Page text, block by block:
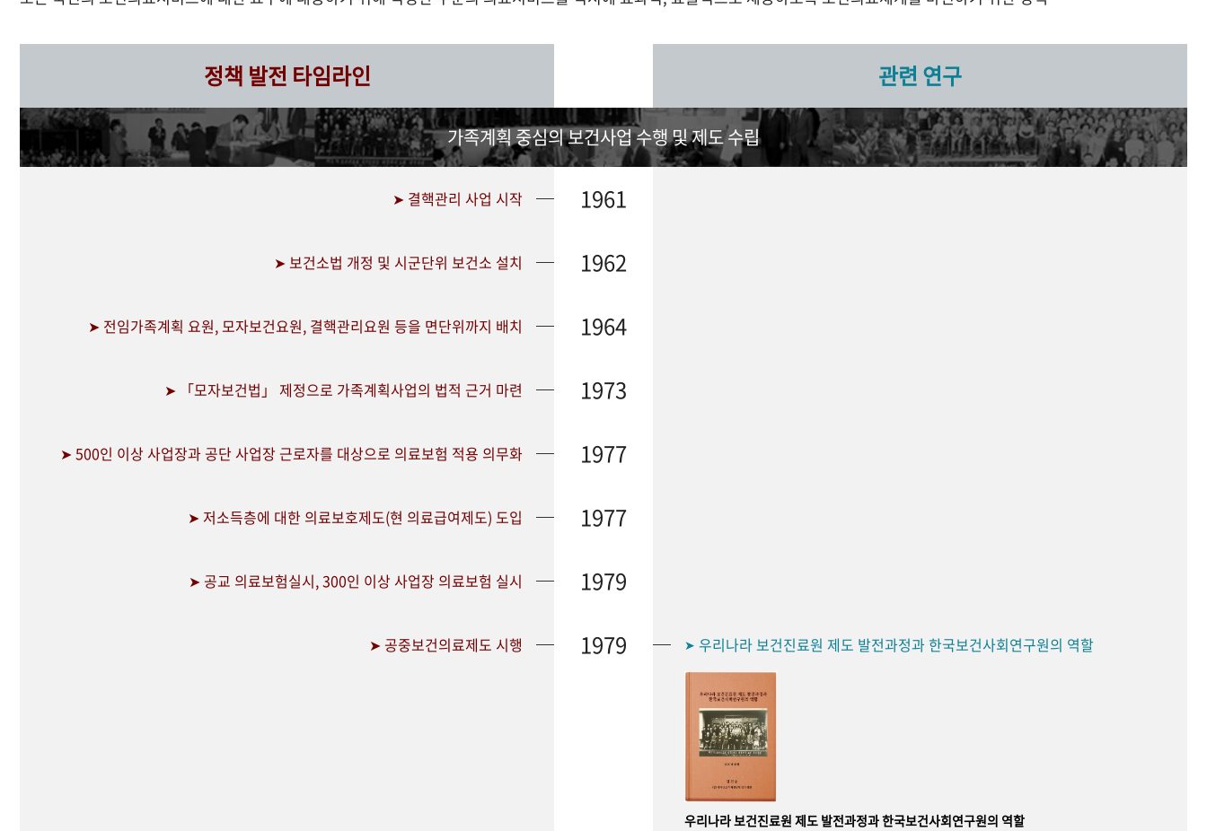
정책 발전 타임라인 관련 연구
가족계획 중심의 보건사업 수행 및 제도 수립
➤ 결핵관리 사업 시작 1961
➤ 보건소법 개정 및 시군단위 보건소 설치 1962
➤ 전임가족계획 요원, 모자보건요원, 결핵관리요원 등을 면단위까지 배치 1964
➤ 「모자보건법」 제정으로 가족계획사업의 법적 근거 마련 1973
➤ 500인 이상 사업장과 공단 사업장 근로자를 대상으로 의료보험 적용 의무화 1977
➤ 저소득층에 대한 의료보호제도(현 의료급여제도) 도입 1977
➤ 공교 의료보험실시, 300인 이상 사업장 의료보험 실시 1979
➤ 공중보건의료제도 시행 1979 ➤ 우리나라 보건진료원 제도 발전과정과 한국보건사회연구원의 역할
우리나라 보건진료원 제도 발전과정과 한국보건사회연구원의 역할